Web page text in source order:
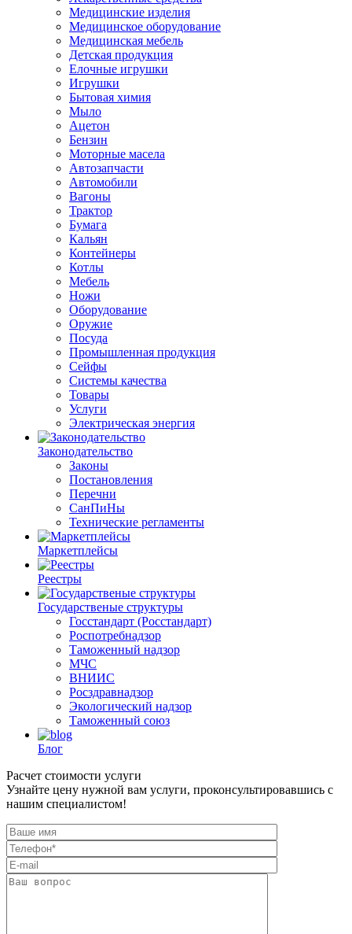
Медицинские изделия
Медицинское оборудование
Медицинская мебель
Детская продукция
Елочные игрушки
Игрушки
Бытовая химия
Мыло
Ацетон
Бензин
Моторные масела
Автозапчасти
Автомобили
Вагоны
Трактор
Бумага
Кальян
Контейнеры
Котлы
Мебель
Ножи
Оборудование
Оружие
Посуда
Промышленная продукция
Сейфы
Системы качества
Товары
Услуги
Электрическая энергия
Законодательство
Законы
Постановления
Перечни
СанПиНы
Технические регламенты
Маркетплейсы
Реестры
Государственые структуры
Госстандарт (Росстандарт)
Роспотребнадзор
Таможенный надзор
МЧС
ВНИИС
Росздравнадзор
Экологический надзор
Таможенный союз
Блог
Расчет стоимости услуги
Узнайте цену нужной вам услуги, проконсультировавшись с
нашим специалистом!